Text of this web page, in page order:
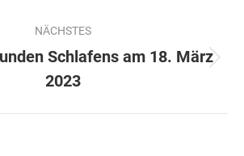
NÄCHSTES
Nächster
Beitrag:
Schlafens am 18. März
2023